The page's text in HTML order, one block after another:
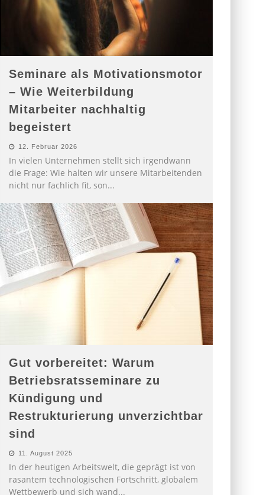
Seminare als Motivationsmotor
– Wie Weiterbildung
Mitarbeiter nachhaltig
begeistert
12. Februar 2026
In vielen Unternehmen stellt sich irgendwann
die Frage: Wie halten wir unsere Mitarbeitenden
nicht nur fachlich fit, son...
Gut vorbereitet: Warum
Betriebsratsseminare zu
Kündigung und
Restrukturierung unverzichtbar
sind
11. August 2025
In der heutigen Arbeitswelt, die geprägt ist von
rasantem technologischen Fortschritt, globalem
Wettbewerb und sich wand...